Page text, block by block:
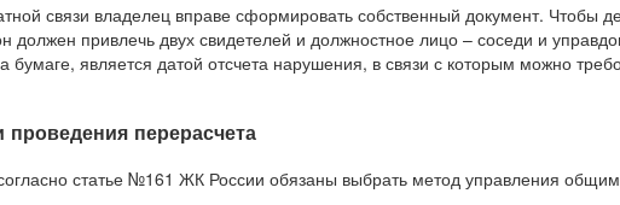
связи владелец вправе сформировать собственный документ. Чтобы
должен привлечь двух свидетелей и должностное лицо – соседи и
бумаге, является датой отсчета нарушения, в связи с которым можно
проведения перерасчета
статье №161 ЖК России обязаны выбрать метод управления